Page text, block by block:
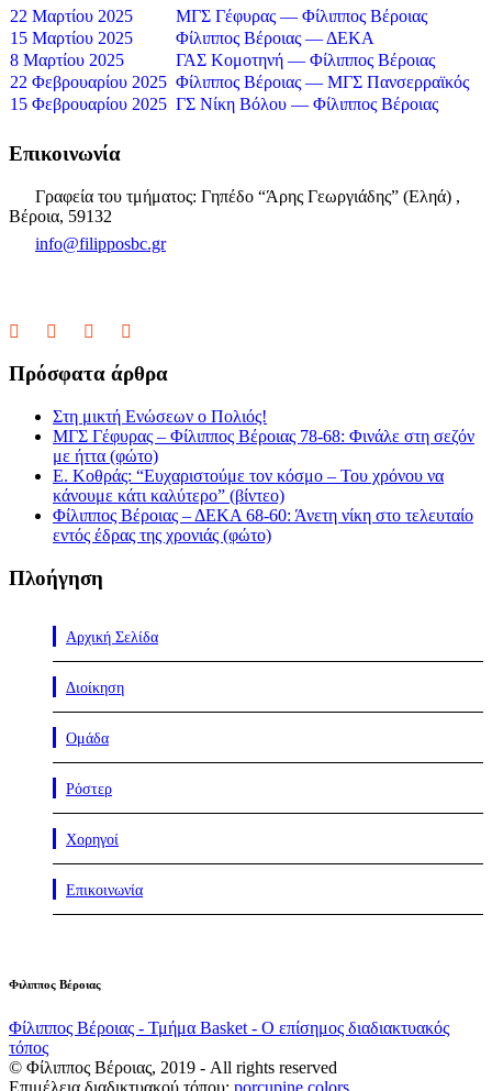
22 Μαρτίου 2025
ΜΓΣ Γέφυρας — Φίλιππος Βέροιας
15 Μαρτίου 2025
Φίλιππος Βέροιας — ΔΕΚΑ
8 Μαρτίου 2025
ΓΑΣ Κομοτηνή — Φίλιππος Βέροιας
22 Φεβρουαρίου 2025 Φίλιππος Βέροιας — ΜΓΣ Πανσερραϊκός
15 Φεβρουαρίου 2025 ΓΣ Νίκη Βόλου — Φίλιππος Βέροιας
Επικοινωνία
Γραφεία του τμήματος: Γηπέδο “Άρης Γεωργιάδης” (Εληά) ,
Βέροια, 59132
info@filipposbc.gr
Πρόσφατα άρθρα
Στη μικτή Ενώσεων ο Πολιός!
ΜΓΣ Γέφυρας – Φίλιππος Βέροιας 78-68: Φινάλε στη σεζόν
με ήττα (φώτο)
Ε. Κοθράς: “Ευχαριστούμε τον κόσμο – Του χρόνου να
κάνουμε κάτι καλύτερο” (βίντεο)
Φίλιππος Βέροιας – ΔΕΚΑ 68-60: Άνετη νίκη στο τελευταίο
εντός έδρας της χρονιάς (φώτο)
Πλοήγηση
Αρχική Σελίδα
Διοίκηση
Ομάδα
Ρόστερ
Χορηγοί
Επικοινωνία
Φιλιππος Βέροιας
Φίλιππος Βέροιας - Τμήμα Basket - Ο επίσημος διαδιακτυακός
τόπος
© Φίλιππος Βέροιας, 2019 - All rights reserved
Επιμέλεια διαδικτυακού τόπου: porcupine colors